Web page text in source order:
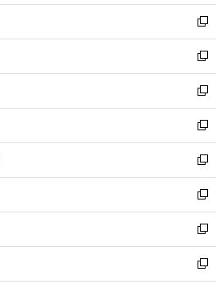
ウ
で
開
く
ン
ド
ウ
で
開
く
ウ
ィ
ン
ド
ウ
で
開
く
し
い
ウ
ィ
ン
ド
ウ
で
開
く
新
し
い
ウ
ィ
ン
ド
ウ
で
開
く
新
し
い
ウ
ィ
ン
ド
ウ
で
開
く
新
し
い
ウ
ィ
ン
ド
ウ
で
開
く
新
し
い
ウ
ィ
ン
ド
ウ
で
開
新
し
い
ウ
ィ
ン
ド
ウ
新
し
い
ウ
ィ
ン
新
し
い
ウ
新
し